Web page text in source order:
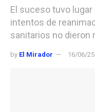
El suceso tuvo
intentos de
sanitarios no dieron
by El Mirador 16/06/